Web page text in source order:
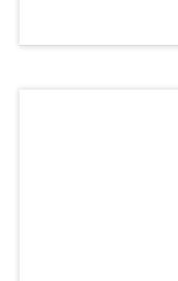
الذي لم يتنبه له
عن طريق التهريب،
أزمتهم. وكارثةٌ
ويخضع لإملاءاته
من القتل
بعيد تماما